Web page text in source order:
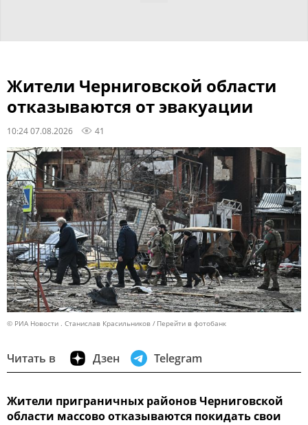
Жители Черниговской области
отказываются от эвакуации
10:24 07.08.2026 41
© РИА Новости . Станислав Красильников Перейти в фотобанк
Читать в Дзен Telegram
Жители приграничных районов Черниговской
области массово отказываются покидать свои